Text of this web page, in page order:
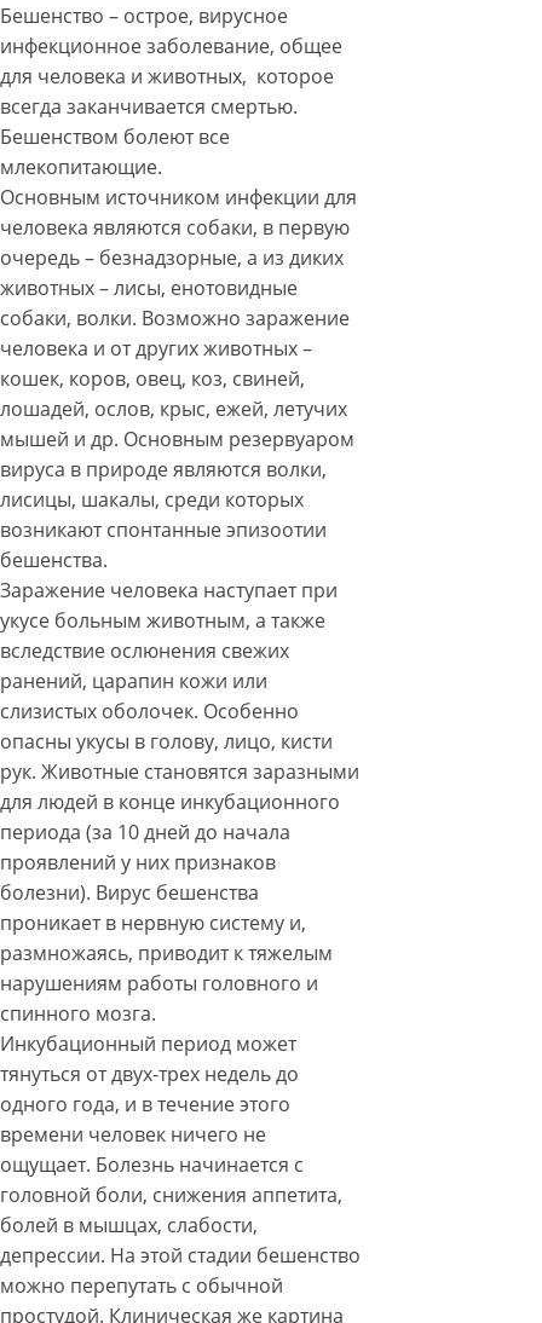
Бешенство – острое, вирусное
инфекционное заболевание, общее
для человека и животных, которое
всегда заканчивается смертью.
Бешенством болеют все
млекопитающие.
Основным источником инфекции для
человека являются собаки, в первую
очередь – безнадзорные, а из диких
животных – лисы, енотовидные
собаки, волки. Возможно заражение
человека и от других животных –
кошек, коров, овец, коз, свиней,
лошадей, ослов, крыс, ежей, летучих
мышей и др. Основным резервуаром
вируса в природе являются волки,
лисицы, шакалы, среди которых
возникают спонтанные эпизоотии
бешенства.
Заражение человека наступает при
укусе больным животным, а также
вследствие ослюнения свежих
ранений, царапин кожи или
слизистых оболочек. Особенно
опасны укусы в голову, лицо, кисти
рук. Животные становятся заразными
для людей в конце инкубационного
периода (за 10 дней до начала
проявлений у них признаков
болезни). Вирус бешенства
проникает в нервную систему и,
размножаясь, приводит к тяжелым
нарушениям работы головного и
спинного мозга.
Инкубационный период может
тянуться от двух-трех недель до
одного года, и в течение этого
времени человек ничего не
ощущает. Болезнь начинается с
головной боли, снижения аппетита,
болей в мышцах, слабости,
депрессии. На этой стадии бешенство
можно перепутать с обычной
простудой. Клиническая же картина